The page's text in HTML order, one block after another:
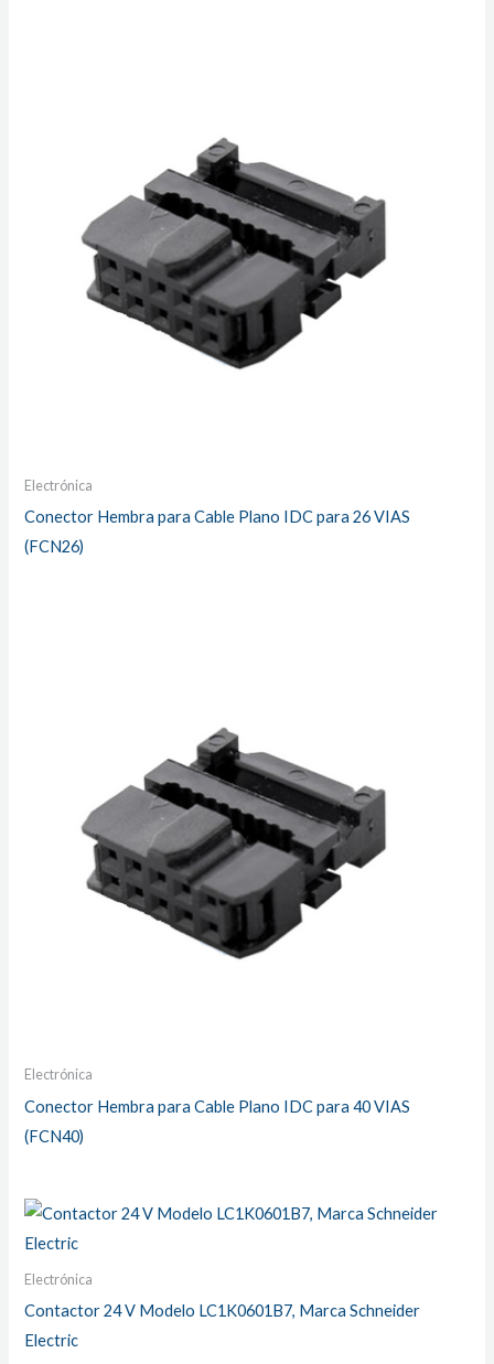
Electrónica
Conector Hembra para Cable Plano IDC para 26 VIAS
(FCN26)
Electrónica
Conector Hembra para Cable Plano IDC para 40 VIAS
(FCN40)
Electrónica
Contactor 24 V Modelo LC1K0601B7, Marca Schneider
Electric